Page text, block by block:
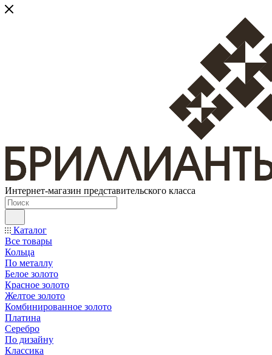
Интернет-магазин представительского класса
Каталог
Все товары
Кольца
По металлу
Белое золото
Красное золото
Желтое золото
Комбинированное золото
Платина
Серебро
По дизайну
Классика